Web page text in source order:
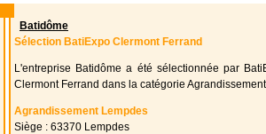
Batidôme
Sélection BatiExpo Clermont Ferrand
L'entreprise Batidôme a été sélectionnée par
Clermont Ferrand dans la catégorie
Agrandissement Lempdes
Siège : 63370 Lempdes